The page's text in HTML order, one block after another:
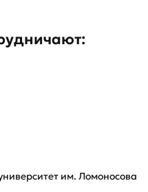
им. Ломоносова